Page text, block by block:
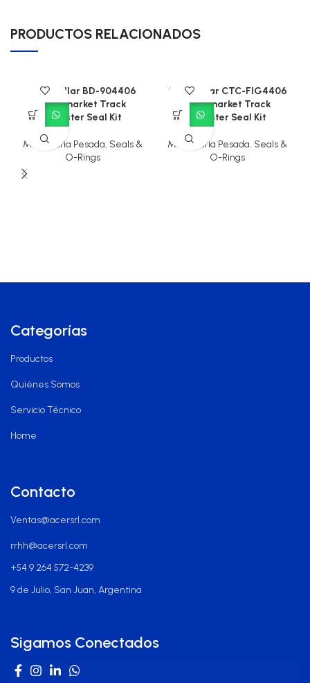
PRODUCTOS RELACIONADOS
Caterpillar BD-904406
Aftermarket Track
Adjuster Seal Kit
Maquinaria Pesada, Seals &
O-Rings
Caterpillar CTC-FIG4406
Aftermarket Track
Adjuster Seal Kit
Maquinaria Pesada, Seals &
O-Rings
Categorías
Productos
Quiénes Somos
Servicio Técnico
Home
Contacto
Ventas@acersrl.com
rrhh@acersrl.com
+54 9 264 572-4239
9 de Julio, San Juan, Argentina
Sigamos Conectados